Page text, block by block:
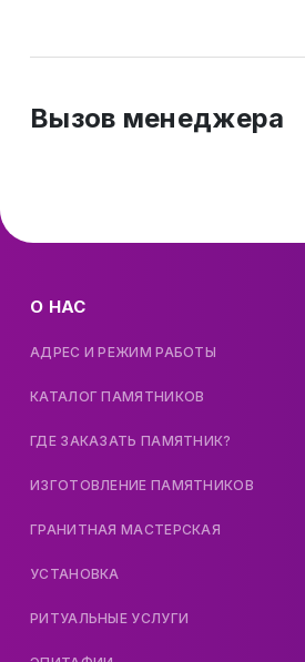
Вызов менеджера
О НАС
АДРЕС И РЕЖИМ РАБОТЫ
КАТАЛОГ ПАМЯТНИКОВ
ГДЕ ЗАКАЗАТЬ ПАМЯТНИК?
ИЗГОТОВЛЕНИЕ ПАМЯТНИКОВ
ГРАНИТНАЯ МАСТЕРСКАЯ
УСТАНОВКА
РИТУАЛЬНЫЕ УСЛУГИ